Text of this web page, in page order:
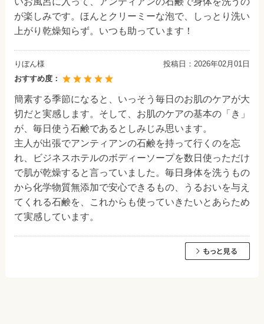
が楽しみです。ほんとクリーミーな泡で、しっとり洗い
上がり乾燥知らず。いつも助っています！
りぼん様 投稿日： 2026年02月01日
おすすめ度：
簡素する季節になると、いっそう毎日のお肌のケアが大
切だと実感します。そして、お肌のケアの基本の「き」
が、毎日使う石鹸であるとしみじみ思います。
主人が出張でアンティアンの石鹸を持って行くのを忘
れ、ビジネスホテルのボディーソープを数日使っただけ
で肌が乾燥すると言っていました。毎日身体を洗うもの
から化学物質無添加で安心できるもの、うるおいを与え
てくれる石鹸を、これからも使っていきたいとあらため
て実感しています。